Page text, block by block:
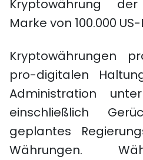
Kryptowährung
Marke von 100.000
Kryptowährungen
pro-digitalen
Administration
einschließlich
geplantes
Währungen.